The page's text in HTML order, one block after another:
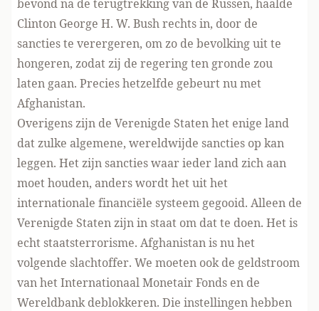
bevond na de terugtrekking van de Russen, haalde
Clinton George H. W. Bush rechts in, door de
sancties te verergeren, om zo de bevolking uit te
hongeren, zodat zij de regering ten gronde zou
laten gaan. Precies hetzelfde gebeurt nu met
Afghanistan.
Overigens zijn de Verenigde Staten het enige land
dat zulke algemene, wereldwijde sancties op kan
leggen. Het zijn sancties waar ieder land zich aan
moet houden, anders wordt het uit het
internationale financiële systeem gegooid. Alleen de
Verenigde Staten zijn in staat om dat te doen. Het is
echt staatsterrorisme. Afghanistan is nu het
volgende slachtoffer. We moeten ook de geldstroom
van het Internationaal Monetair Fonds en de
Wereldbank deblokkeren. Die instellingen hebben